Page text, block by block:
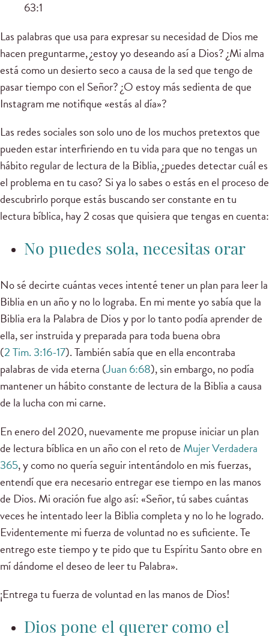
63:1
Las palabras que usa para expresar su necesidad de Dios me
hacen preguntarme, ¿estoy yo deseando así a Dios? ¿Mi alma
está como un desierto seco a causa de la sed que tengo de
pasar tiempo con el Señor? ¿O estoy más sedienta de que
Instagram me notifique «estás al día»?
Las redes sociales son solo uno de los muchos pretextos que
pueden estar interfiriendo en tu vida para que no tengas un
hábito regular de lectura de la Biblia, ¿puedes detectar cuál es
el problema en tu caso? Si ya lo sabes o estás en el proceso de
descubrirlo porque estás buscando ser constante en tu
lectura bíblica, hay 2 cosas que quisiera que tengas en cuenta:
No puedes sola, necesitas orar
No sé decirte cuántas veces intenté tener un plan para leer la
Biblia en un año y no lo lograba. En mi mente yo sabía que la
Biblia era la Palabra de Dios y por lo tanto podía aprender de
ella, ser instruida y preparada para toda buena obra
(2 Tim. 3:16-17). También sabía que en ella encontraba
palabras de vida eterna (Juan 6:68), sin embargo, no podía
mantener un hábito constante de lectura de la Biblia a causa
de la lucha con mi carne.
En enero del 2020, nuevamente me propuse iniciar un plan
de lectura bíblica en un año con el reto de Mujer Verdadera
365, y como no quería seguir intentándolo en mis fuerzas,
entendí que era necesario entregar ese tiempo en las manos
de Dios. Mi oración fue algo así: «Señor, tú sabes cuántas
veces he intentado leer la Biblia completa y no lo he logrado.
Evidentemente mi fuerza de voluntad no es suficiente. Te
entrego este tiempo y te pido que tu Espíritu Santo obre en
mí dándome el deseo de leer tu Palabra».
¡Entrega tu fuerza de voluntad en las manos de Dios!
Dios pone el querer como el